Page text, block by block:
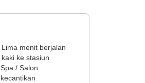
Lima menit berjalan
kaki ke stasiun
Spa / Salon
kecantikan